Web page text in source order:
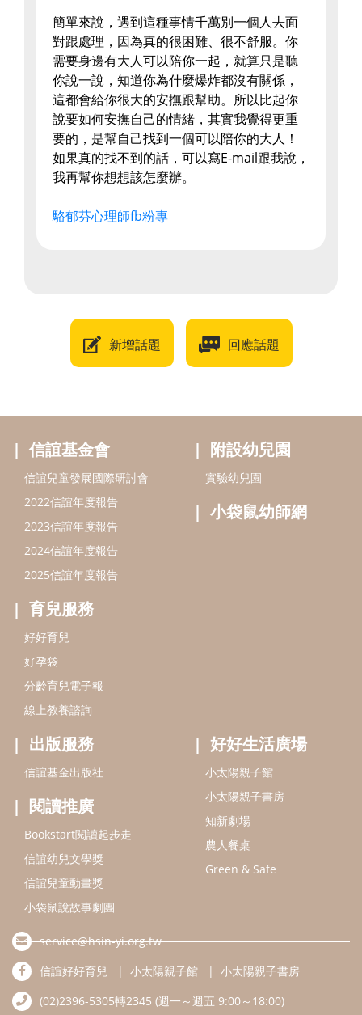
簡單來說，遇到這種事情千萬別一個人去面
對跟處理，因為真的很困難、很不舒服。你
需要身邊有大人可以陪你一起，就算只是聽
你說一說，知道你為什麼爆炸都沒有關係，
這都會給你很大的安撫跟幫助。所以比起你
說要如何安撫自己的情緒，其實我覺得更重
要的，是幫自己找到一個可以陪你的大人！
如果真的找不到的話，可以寫E-mail跟我說，
我再幫你想想該怎麼辦。
駱郁芬心理師fb粉專
新增話題 回應話題
信誼基金會
信誼兒童發展國際研討會
2022信誼年度報告
2023信誼年度報告
2024信誼年度報告
2025信誼年度報告
育兒服務
好好育兒
好孕袋
分齡育兒電子報
線上教養諮詢
附設幼兒園
實驗幼兒園
小袋鼠幼師網
出版服務
信誼基金出版社
閱讀推廣
Bookstart閱讀起步走
信誼幼兒文學獎
信誼兒童動畫獎
小袋鼠說故事劇團
好好生活廣場
小太陽親子館
小太陽親子書房
知新劇場
農人餐桌
Green & Safe
service@hsin-yi.org.tw
信誼好好育兒
小太陽親子館
小太陽親子書房
(02)2396-5305轉2345 (週一～週五 9:00～18:00)